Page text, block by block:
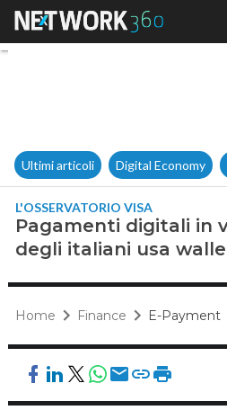
Ultimi articoli Digital Economy
L'OSSERVATORIO VISA
Pagamenti digitali in
degli italiani usa
Home Finance E-Payment